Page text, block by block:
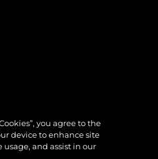
you agree to the
device to enhance site
and assist in our